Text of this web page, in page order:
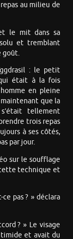
au milieu de
le mit dans sa
et tremblant
goût.
: le petit
était à la fois
en pleine
que la
tellement
trois repas
à ses côtés,
par jour.
sur le soufflage
technique et
pas ? » déclara
? » Le visage
et avait du